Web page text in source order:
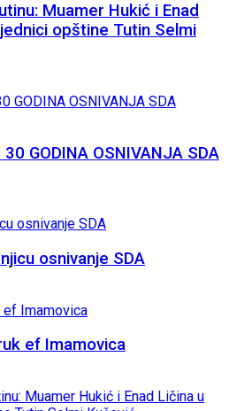
Muamer Hukić i Enad
opštine Tutin Selmi
GODINA OSNIVANJA SDA
osnivanje SDA
ef Imamovica